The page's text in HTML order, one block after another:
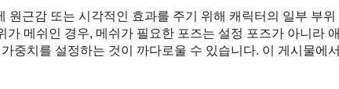
알아보기
FAQ
근감 또는 시각적인 효과를 주기 위해 캐릭터의 일부 부위
메쉬인 경우, 메쉬가 필요한 포즈는 설정 포즈가 아니라 애
중치를 설정하는 것이 까다로울 수 있습니다. 이 게시물에서